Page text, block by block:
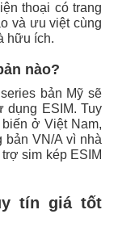
thoại có trang
và ưu việt cùng
hữu ích.
nào?
bản Mỹ sẽ
dụng ESIM. Tuy
ở Việt Nam,
bản VN/A vì nhà
sim kép ESIM
tín giá tốt